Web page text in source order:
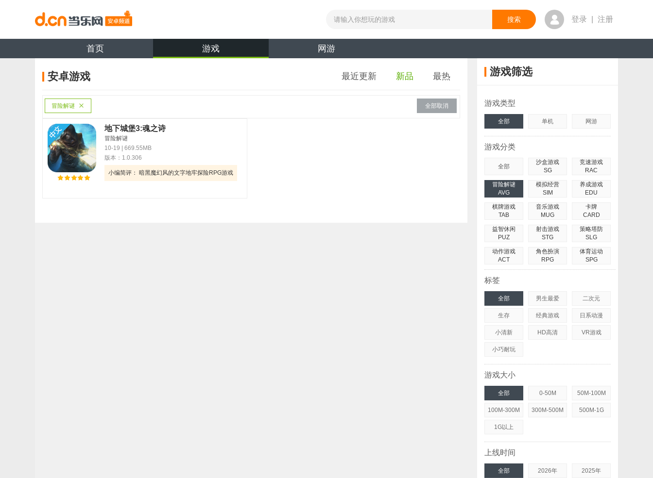
登录 注册
首页 游戏 网游
安卓游戏 最近更新 新品 最热
冒险解谜 全部取消
地下城堡3:魂之诗
冒险解谜
10-19 | 669.55MB
版本：1.0.306
小编简评： 暗黑魔幻风的文字地牢探险RPG游戏
游戏筛选
游戏类型
全部 单机 网游
游戏分类
全部
沙盒游戏
SG
竞速游戏
RAC
冒险解谜
AVG
模拟经营
SIM
养成游戏
EDU
棋牌游戏
TAB
音乐游戏
MUG
卡牌
CARD
益智休闲
PUZ
射击游戏
STG
策略塔防
SLG
动作游戏
ACT
角色扮演
RPG
体育运动
SPG
标签
全部 男生最爱 二次元
生存 经典游戏 日系动漫
小清新 HD高清 VR游戏
小巧耐玩
游戏大小
全部 0-50M 50M-100M
100M-300M 300M-500M 500M-1G
1G以上
上线时间
全部 2026年 2025年